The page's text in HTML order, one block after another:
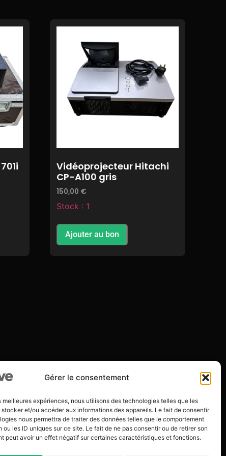
Gérer le consentement
meilleures expériences, nous utilisons des technologies telles que les
et/ou accéder aux informations des appareils. Le fait de consentir
nous permettra de traiter des données telles que le comportement
ou les ID uniques sur ce site. Le fait de ne pas consentir ou de retirer son
peut avoir un effet négatif sur certaines caractéristiques et fonctions.
Vidéoprojecteur Hitachi
CP-A100 gris
150,00 €
Stock : 1
Ajouter au bon